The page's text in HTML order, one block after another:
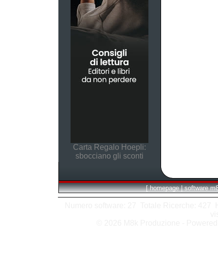
Carta Regalo Hoepli:
sbocciano gli sconti
[ homepage | software